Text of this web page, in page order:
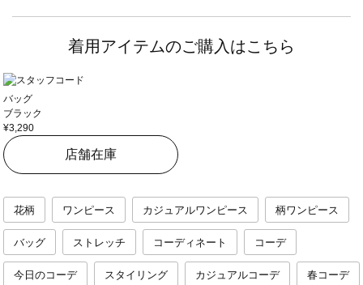
着用アイテムのご購入はこちら
バッグ
ブラック
¥3,290
店舗在庫
花柄 ワンピース カジュアルワンピース 柄ワンピース
バッグ ストレッチ コーディネート コーデ
今日のコーデ スタイリング カジュアルコーデ 春コーデ